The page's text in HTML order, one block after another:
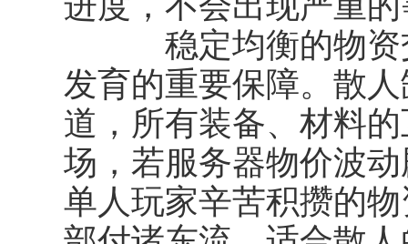
稳定均衡的物资交
发育的重要保障。散
道，所有装备、材料
场，若服务器物价波
单人玩家辛苦积攒的